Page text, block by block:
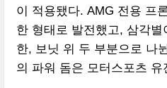
이 적용됐다. AMG 전용 프
한 형태로 발전했고, 삼각
한, 보닛 위 두 부분으로 나
의 파워 돔은 모터스포츠 유